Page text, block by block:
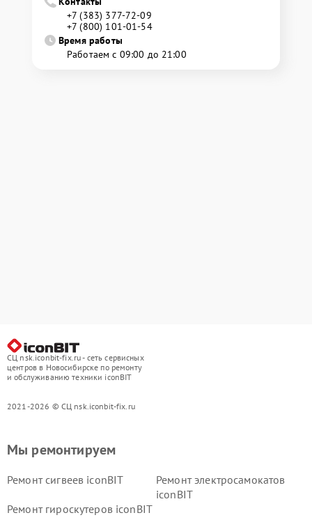
+7 (383) 377-72-09
+7 (800) 101-01-54
Время работы
Работаем с 09:00 до 21:00
СЦ nsk.iconbit-fix.ru - сеть сервисных
центров в Новосибирске по ремонту
и обслуживанию техники iconBIT
2021-2026 © СЦ nsk.iconbit-fix.ru
Мы ремонтируем
Ремонт сигвеев iconBIT
Ремонт электросамокатов
iconBIT
Ремонт гироскутеров iconBIT